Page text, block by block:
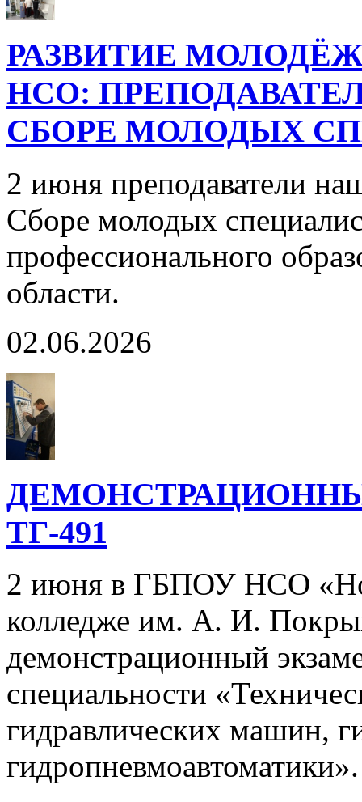
РАЗВИТИЕ
НСО:
СБОРЕ МОЛОДЫХ
2 июня преподаватели
Сборе молодых
профессионального
области.
02.06.2026
ТГ-491
2 июня в ГБПОУ НСО
колледже им. А. И.
демонстрационный
специальности
гидравлических машин,